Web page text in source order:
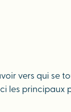
vers qui se
les principaux